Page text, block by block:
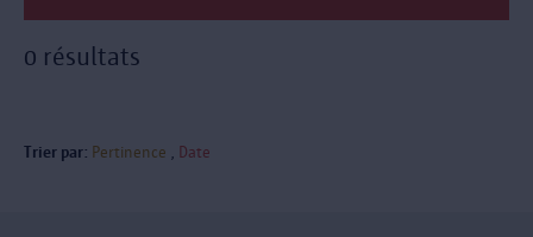
0 résultats
Trier par: Pertinence Date